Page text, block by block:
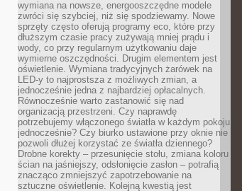
wymiana na nowsze, energooszczędne modele
zwróci się szybciej, niż się spodziewamy. Nowe
sprzęty często oferują programy eco, które przy
dłuższym czasie pracy zużywają mniej prądu i
wody, co przy regularnym użytkowaniu daje
wymierne oszczędności. Drugim elementem jest
oświetlenie. Wymiana tradycyjnych żarówek na
LED-y to najprostsza z możliwych zmian, a
jednocześnie jedna z najbardziej opłacalnych.
Równocześnie warto zastanowić się nad
organizacją przestrzeni. Czy naprawdę
potrzebujemy włączonego światła w każdym pokoju
jednocześnie? Czy biurko ustawione przy oknie nie
pozwoli dłużej korzystać ze światła dziennego?
Drobne korekty – przesunięcie stołu, zmiana koloru
ścian na jaśniejszy, odsłonięcie zasłon – potrafią
znacząco zmniejszyć zapotrzebowanie na
sztuczne oświetlenie. Kolejną kwestią jest